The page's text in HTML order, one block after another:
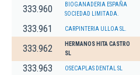
333.960
BIOGANADERIA ESPAÑA
SOCIEDAD LIMITADA.
333.961 CARPINTERIA ULLOA SL.
333.962
HERMANOS HITA CASTRO
SL
333.963 OSECAPLAS DENTAL SL